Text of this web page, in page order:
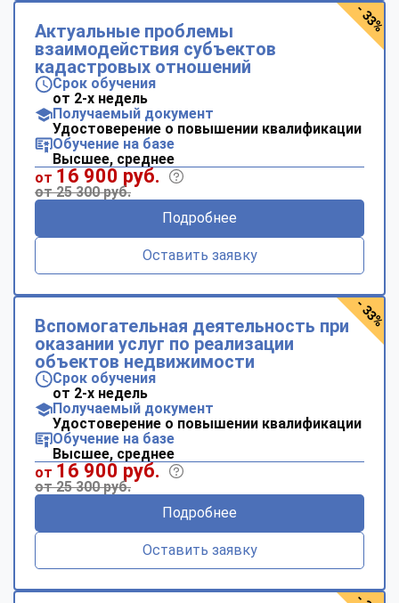
Актуальные проблемы
взаимодействия субъектов
кадастровых отношений
Срок обучения
от 2-х недель
Получаемый документ
Удостоверение о повышении квалификации
Обучение на базе
Высшее, среднее
от 16 900 руб.
от 25 300 руб.
Подробнее
Оставить заявку
- 33%
Вспомогательная деятельность при
оказании услуг по реализации
объектов недвижимости
Срок обучения
от 2-х недель
Получаемый документ
Удостоверение о повышении квалификации
Обучение на базе
Высшее, среднее
от 16 900 руб.
от 25 300 руб.
Подробнее
Оставить заявку
- 33%